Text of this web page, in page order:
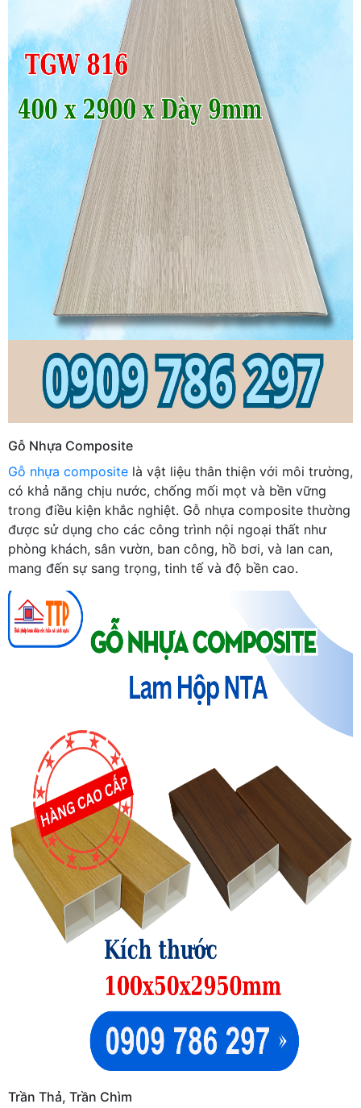
Gỗ Nhựa Composite
Gỗ nhựa composite là vật liệu thân thiện với môi trường,
có khả năng chịu nước, chống mối mọt và bền vững
trong điều kiện khắc nghiệt. Gỗ nhựa composite thường
được sử dụng cho các công trình nội ngoại thất như
phòng khách, sân vườn, ban công, hồ bơi, và lan can,
mang đến sự sang trọng, tinh tế và độ bền cao.
Trần Thả, Trần Chìm